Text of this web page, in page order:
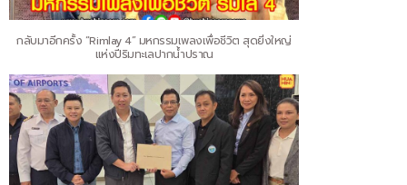
กลับมาอีกครั้ง “Rimlay 4” มหกรรมเพลงเพื่อชีวิต สุดยิ่งใหญ่
แห่งปีริมทะเลปากน้ำปราณ